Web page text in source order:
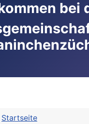
bei
Startseite